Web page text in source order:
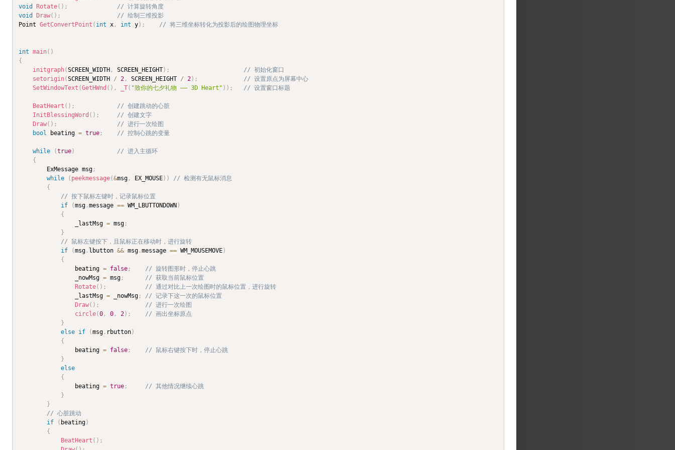
void
Rotate( ) ;
// 计算旋转角度
void
Draw( ) ;
// 绘制三维投影
Point GetConvertPoint ( int x , int y) ; // 将三维坐标转化为投影后的绘图物理坐标
int main( )
{
initgraph(SCREEN_WIDTH , SCREEN_HEIGHT) ;
// 初始化窗口
setorigin(SCREEN_WIDTH / 2 , SCREEN_HEIGHT / 2) ;
// 设置原点为屏幕中心
SetWindowText (GetHWnd ( ) , _T( "致你的七夕礼物 —— 3D Heart" ) ) ; // 设置窗口标题
BeatHeart ( ) ;
// 创建跳动的心脏
InitBlessingWord ( ) ;
// 创建文字
Draw( ) ;
// 进行一次绘图
bool beating = true ; // 控制心跳的变量
while (true)
// 进入主循环
{
		ExMessage msg
;
while
( peekmessage(&msg , EX_MOUSE) )
// 检测有无鼠标消息
{
// 按下鼠标左键时，记录鼠标位置
if
(msg .message == WM_LBUTTONDOWN )
{
				_lastMsg
= msg ;
}
// 鼠标左键按下，且鼠标正在移动时，进行旋转
if
(msg . lbutton && msg .message == WM_MOUSEMOVE)
{
				beating
= false ;
// 旋转图形时，停止心跳
				_nowMsg
= msg ;
// 获取当前鼠标位置
Rotate( ) ;
// 通过对比上一次绘图时的鼠标位置，进行旋转
				_lastMsg
= _nowMsg ;
// 记录下这一次的鼠标位置
Draw( ) ;
// 进行一次绘图
circle(0 , 0 , 2) ;
// 画出坐标原点
}
else if (msg . rbutton)
{
				beating
= false ;
// 鼠标右键按下时，停止心跳
}
else
{
				beating
= true ;
// 其他情况继续心跳
}
}
// 心脏跳动
if
( beating)
{
BeatHeart ( ) ;